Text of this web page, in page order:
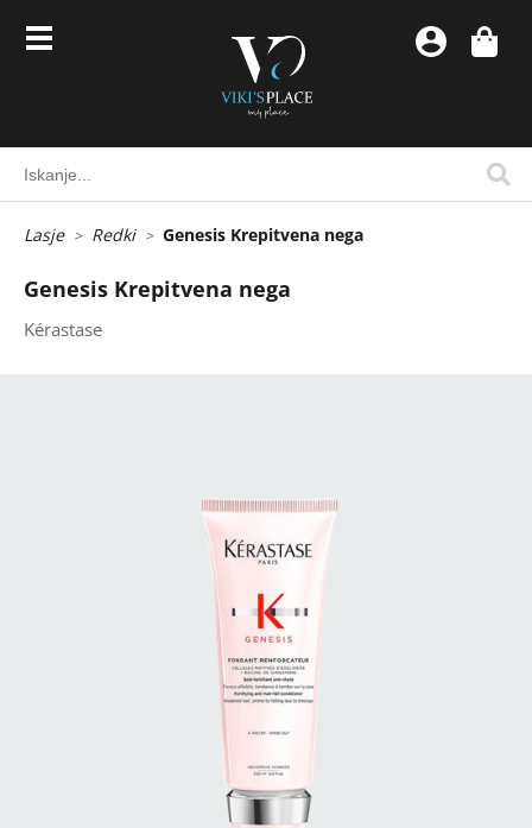
Lasje Redki Genesis Krepitvena nega
Genesis Krepitvena nega
Kérastase